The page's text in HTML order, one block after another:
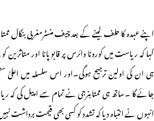
اپنے عہدہ کا حلف لینے کے بعد چیف منسٹرمغربی بنگال
کہا کہ ریاست میں کورونا وائرس پر قابو پانا اور متاثرین
ہی ان کی اولین ترجیح ہوگی۔اور اس سلسلہ میں اعلیٰ
جائے گا ۔ساتھ ہی ممتابنرجی نے تمام سے اپیل کی کہ
انہوں نے انتباہ دیا کہ تشدد کو کسی بھی قیمت برداشت